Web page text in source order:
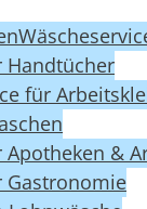
Handtücher
für
&
Gastronomie